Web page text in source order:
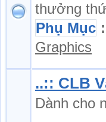
thưởng
Phụ Mục :
Graphics
..:: CLB
Dành cho